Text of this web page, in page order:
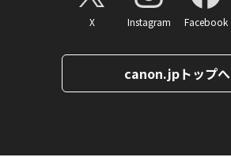
X Instagram Facebook
canon.jpトップへ